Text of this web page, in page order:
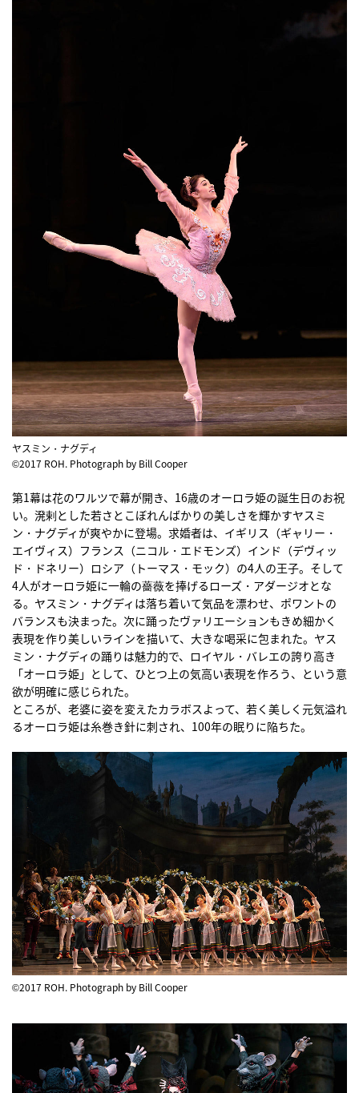
ヤスミン・ナグディ
©2017 ROH. Photograph by Bill Cooper
第1幕は花のワルツで幕が開き、16歳のオーロラ姫の誕生日のお祝
い。溌剌とした若さとこぼれんばかりの美しさを輝かすヤスミ
ン・ナグディが爽やかに登場。求婚者は、イギリス（ギャリー・
エイヴィス）フランス（ニコル・エドモンズ）インド（デヴィッ
ド・ドネリー）ロシア（トーマス・モック）の4人の王子。そして
4人がオーロラ姫に一輪の薔薇を捧げるローズ・アダージオとな
る。ヤスミン・ナグディは落ち着いて気品を漂わせ、ポワントの
バランスも決まった。次に踊ったヴァリエーションもきめ細かく
表現を作り美しいラインを描いて、大きな喝采に包まれた。ヤス
ミン・ナグディの踊りは魅力的で、ロイヤル・バレエの誇り高き
「オーロラ姫」として、ひとつ上の気高い表現を作ろう、という意
欲が明確に感じられた。
ところが、老婆に姿を変えたカラボスよって、若く美しく元気溢れ
るオーロラ姫は糸巻き針に刺され、100年の眠りに陥ちた。
©2017 ROH. Photograph by Bill Cooper